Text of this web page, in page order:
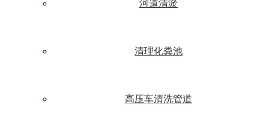
河道清淤
清理化粪池
高压车清洗管道